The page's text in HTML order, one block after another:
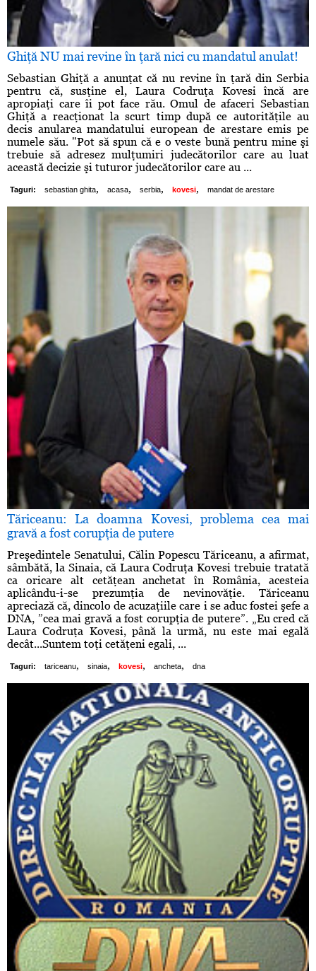
Ghiţă NU mai revine în ţară nici cu mandatul anulat!
Sebastian Ghiţă a anunţat că nu revine în ţară din Serbia
pentru că, susţine el, Laura Codruţa Kovesi încă are
apropiaţi care îi pot face rău. Omul de afaceri Sebastian
Ghiţă a reacţionat la scurt timp după ce autorităţile au
decis anularea mandatului european de arestare emis pe
numele său. "Pot să spun că e o veste bună pentru mine şi
trebuie să adresez mulţumiri judecătorilor care au luat
această decizie şi tuturor judecătorilor care au ...
Taguri: sebastian ghita, acasa, serbia, kovesi, mandat de arestare
Tăriceanu: La doamna Kovesi, problema cea mai
gravă a fost corupţia de putere
Preşedintele Senatului, Călin Popescu Tăriceanu, a afirmat,
sâmbătă, la Sinaia, că Laura Codruţa Kovesi trebuie tratată
ca oricare alt cetăţean anchetat în România, acesteia
aplicându-i-se prezumţia de nevinovăţie. Tăriceanu
apreciază că, dincolo de acuzaţiile care i se aduc fostei şefe a
DNA, ”cea mai gravă a fost corupţia de putere”. „Eu cred că
Laura Codruţa Kovesi, până la urmă, nu este mai egală
decât...Suntem toţi cetăţeni egali, ...
Taguri: tariceanu, sinaia, kovesi, ancheta, dna